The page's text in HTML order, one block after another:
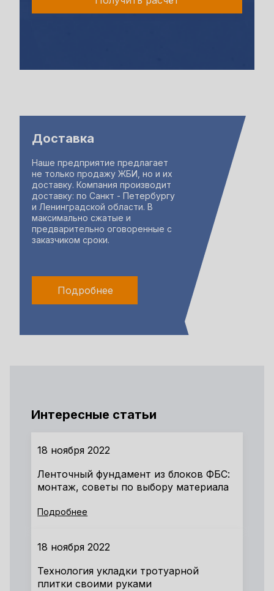
Доставка
Наше предприятие предлагает
не только продажу ЖБИ, но и их
доставку. Компания производит
доставку: по Санкт - Петербургу
и Ленинградской области. В
максимально сжатые и
предварительно оговоренные с
заказчиком сроки.
Подробнее
Интересные статьи
18 ноября 2022
Ленточный фундамент из блоков ФБС:
монтаж, советы по выбору материала
Подробнее
18 ноября 2022
Технология укладки тротуарной
плитки своими руками